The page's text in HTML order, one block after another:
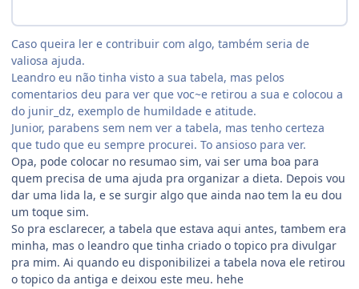
Caso queira ler e contribuir com algo, também seria de
valiosa ajuda.
Leandro eu não tinha visto a sua tabela, mas pelos
comentarios deu para ver que voc~e retirou a sua e colocou a
do junir_dz, exemplo de humildade e atitude.
Junior, parabens sem nem ver a tabela, mas tenho certeza
que tudo que eu sempre procurei. To ansioso para ver.
Opa, pode colocar no resumao sim, vai ser uma boa para
quem precisa de uma ajuda pra organizar a dieta. Depois vou
dar uma lida la, e se surgir algo que ainda nao tem la eu dou
um toque sim.
So pra esclarecer, a tabela que estava aqui antes, tambem era
minha, mas o leandro que tinha criado o topico pra divulgar
pra mim. Ai quando eu disponibilizei a tabela nova ele retirou
o topico da antiga e deixou este meu. hehe